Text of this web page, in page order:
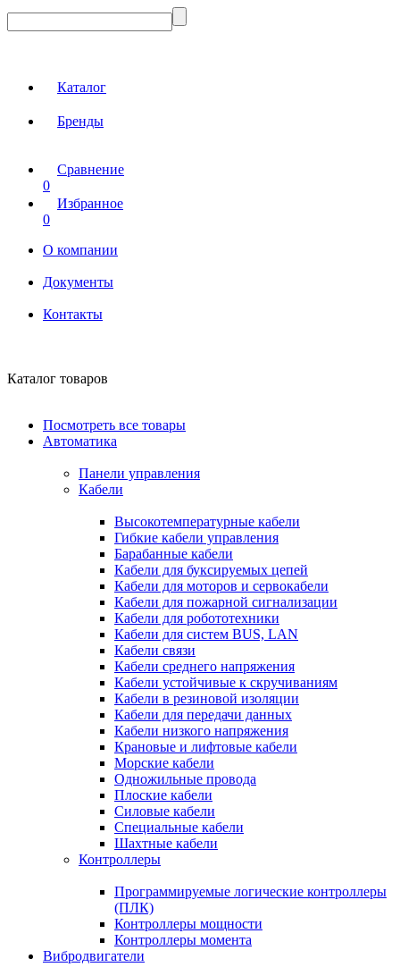
Каталог
Бренды
Сравнение
0
Избранное
0
О компании
Документы
Контакты
Каталог товаров
Посмотреть все товары
Автоматика
Панели управления
Кабели
Высокотемпературные кабели
Гибкие кабели управления
Барабанные кабели
Кабели для буксируемых цепей
Кабели для моторов и сервокабели
Кабели для пожарной сигнализации
Кабели для робототехники
Кабели для систем BUS, LAN
Кабели связи
Кабели среднего напряжения
Кабели устойчивые к скручиваниям
Кабели в резиновой изоляции
Кабели для передачи данных
Кабели низкого напряжения
Крановые и лифтовые кабели
Морские кабели
Одножильные провода
Плоские кабели
Силовые кабели
Специальные кабели
Шахтные кабели
Контроллеры
Программируемые логические контроллеры
(ПЛК)
Контроллеры мощности
Контроллеры момента
Вибродвигатели